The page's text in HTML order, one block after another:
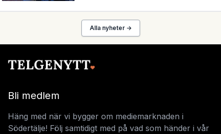
Alla nyheter →
Bli medlem
Häng med när vi bygger om mediemarknaden i
Södertälje! Följ samtidigt med på vad som händer i vår